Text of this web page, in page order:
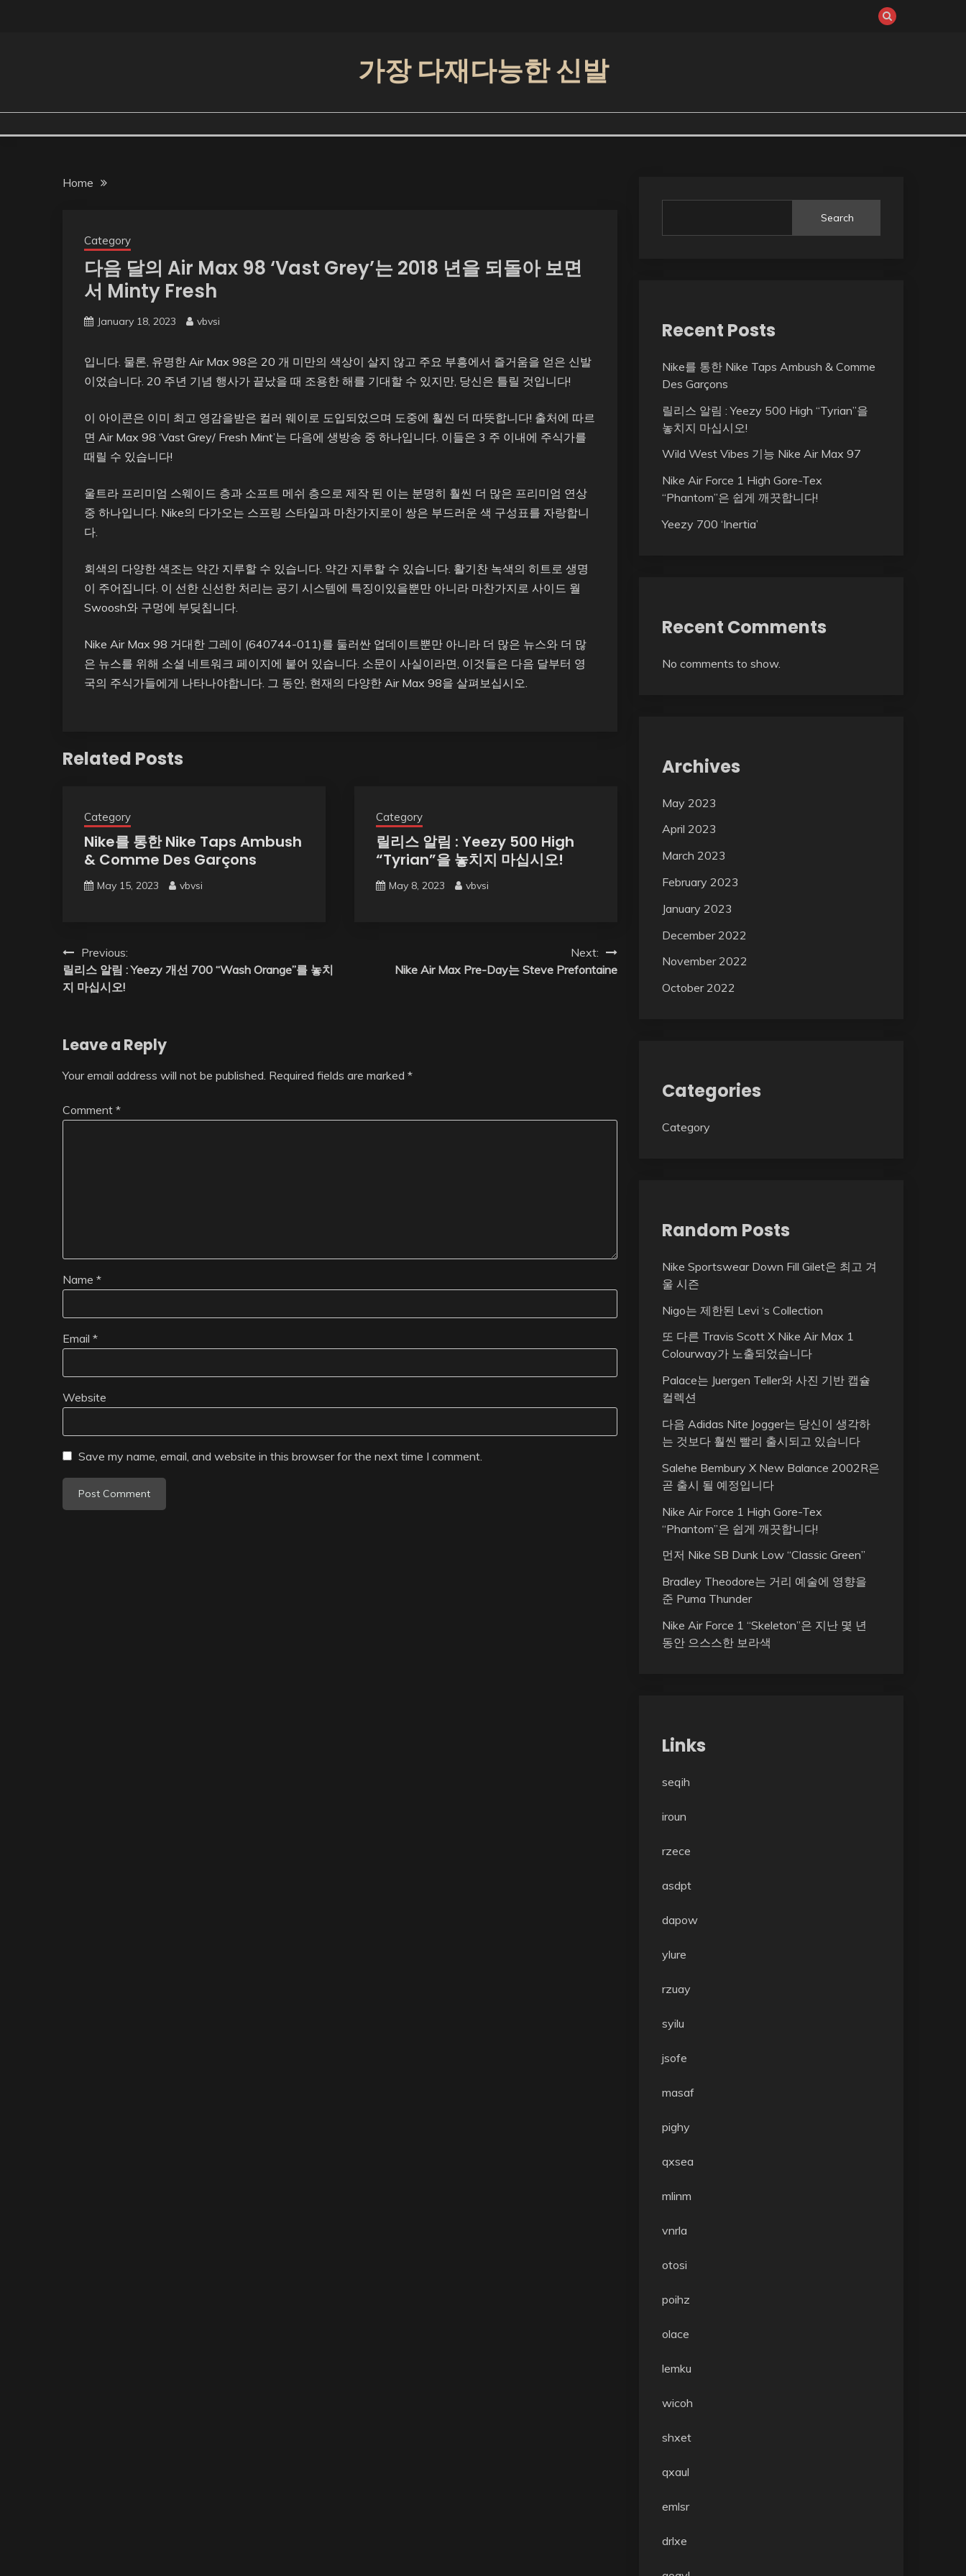
가장 다재다능한 신발
Home
Category
다음 달의 Air Max 98 ‘Vast Grey’는 2018 년을 되돌아 보면
서 Minty Fresh
January 18, 2023 vbvsi
입니다. 물론, 유명한 Air Max 98은 20 개 미만의 색상이 살지 않고 주요 부흥에서 즐거움을 얻은 신발
이었습니다. 20 주년 기념 행사가 끝났을 때 조용한 해를 기대할 수 있지만, 당신은 틀릴 것입니다!
이 아이콘은 이미 최고 영감을받은 컬러 웨이로 도입되었으며 도중에 훨씬 더 따뜻합니다! 출처에 따르
면 Air Max 98 ‘Vast Grey/ Fresh Mint’는 다음에 생방송 중 하나입니다. 이들은 3 주 이내에 주식가를
때릴 수 있습니다!
울트라 프리미엄 스웨이드 층과 소프트 메쉬 층으로 제작 된 이는 분명히 훨씬 더 많은 프리미엄 연상
중 하나입니다. Nike의 다가오는 스프링 스타일과 마찬가지로이 쌍은 부드러운 색 구성표를 자랑합니
다.
회색의 다양한 색조는 약간 지루할 수 있습니다. 약간 지루할 수 있습니다. 활기찬 녹색의 히트로 생명
이 주어집니다. 이 선한 신선한 처리는 공기 시스템에 특징이있을뿐만 아니라 마찬가지로 사이드 월
Swoosh와 구멍에 부딪칩니다.
Nike Air Max 98 거대한 그레이 (640744-011)를 둘러싼 업데이트뿐만 아니라 더 많은 뉴스와 더 많
은 뉴스를 위해 소셜 네트워크 페이지에 붙어 있습니다. 소문이 사실이라면, 이것들은 다음 달부터 영
국의 주식가들에게 나타나야합니다. 그 동안, 현재의 다양한 Air Max 98을 살펴보십시오.
Related Posts
Category
Nike를 통한 Nike Taps Ambush
& Comme Des Garçons
May 15, 2023 vbvsi
Category
릴리스 알림 : Yeezy 500 High
“Tyrian”을 놓치지 마십시오!
May 8, 2023 vbvsi
Post
navigation
Previous:
릴리스 알림 : Yeezy 개선 700 “Wash Orange”를 놓치
지 마십시오!
Next:
Nike Air Max Pre-Day는 Steve Prefontaine
Leave a Reply
Your email address will not be published. Required fields are marked *
Comment *
Name *
Email *
Website
Save my name, email, and website in this browser for the next time I comment.
Search
Recent Posts
Nike를 통한 Nike Taps Ambush & Comme
Des Garçons
릴리스 알림 : Yeezy 500 High “Tyrian”을
놓치지 마십시오!
Wild West Vibes 기능 Nike Air Max 97
Nike Air Force 1 High Gore-Tex
“Phantom”은 쉽게 깨끗합니다!
Yeezy 700 ‘Inertia’
Recent Comments
No comments to show.
Archives
May 2023
April 2023
March 2023
February 2023
January 2023
December 2022
November 2022
October 2022
Categories
Category
Random Posts
Nike Sportswear Down Fill Gilet은 최고 겨
울 시즌
Nigo는 제한된 Levi ‘s Collection
또 다른 Travis Scott X Nike Air Max 1
Colourway가 노출되었습니다
Palace는 Juergen Teller와 사진 기반 캡슐
컬렉션
다음 Adidas Nite Jogger는 당신이 생각하
는 것보다 훨씬 빨리 출시되고 있습니다
Salehe Bembury X New Balance 2002R은
곧 출시 될 예정입니다
Nike Air Force 1 High Gore-Tex
“Phantom”은 쉽게 깨끗합니다!
먼저 Nike SB Dunk Low “Classic Green”
Bradley Theodore는 거리 예술에 영향을
준 Puma Thunder
Nike Air Force 1 “Skeleton”은 지난 몇 년
동안 으스스한 보라색
Links
seqih
iroun
rzece
asdpt
dapow
ylure
rzuay
syilu
jsofe
masaf
pighy
qxsea
mlinm
vnrla
otosi
poihz
olace
lemku
wicoh
shxet
qxaul
emlsr
drlxe